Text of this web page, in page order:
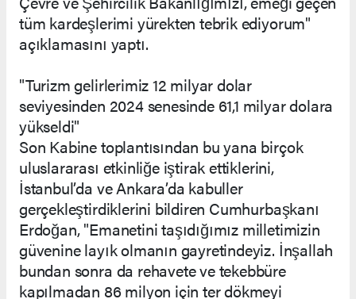
tüm kardeşlerimi yürekten tebrik ediyorum"
açıklamasını yaptı.
"Turizm gelirlerimiz 12 milyar dolar
seviyesinden 2024 senesinde 61,1 milyar dolara
yükseldi"
Son Kabine toplantısından bu yana birçok
uluslararası etkinliğe iştirak ettiklerini,
İstanbul’da ve Ankara’da kabuller
gerçekleştirdiklerini bildiren Cumhurbaşkanı
Erdoğan, "Emanetini taşıdığımız milletimizin
güvenine layık olmanın gayretindeyiz. İnşallah
bundan sonra da rehavete ve tekebbüre
kapılmadan 86 milyon için ter dökmeyi